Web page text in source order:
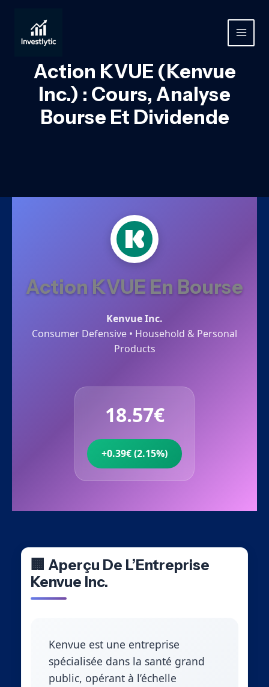
contenu
MAIN
Action KVUE (Kenvue
Inc.) : Cours, Analyse
Bourse Et Dividende
Action KVUE En Bourse
Kenvue Inc.
Consumer Defensive • Household & Personal
Products
18.57€
+0.39€ (2.15%)
🏢 Aperçu De L’Entreprise
Kenvue Inc.
Kenvue est une entreprise
spécialisée dans la santé grand
public, opérant à l’échelle